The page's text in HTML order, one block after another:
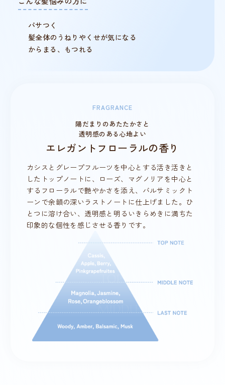
パサつく
髪全体のうねりやくせが気になる
からまる、もつれる
FRAGRANCE
陽だまりのあたたかさと
透明感のある心地よい
エレガントフローラルの香り
カシスとグレープフルーツを中心とする活き活きと
したトップノートに、ローズ、マグノリアを中心と
するフローラルで艶やかさを添え、バルサミックト
ーンで余韻の深いラストノートに仕上げました。ひ
とつに溶け合い、透明感と明るいきらめきに満ちた
印象的な個性を感じさせる香りです。